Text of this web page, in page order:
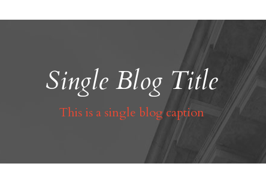
Single Blog Title
This is a single blog caption